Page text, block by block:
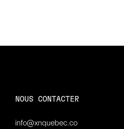
NOUS CONTACTER
info@xnquebec.co